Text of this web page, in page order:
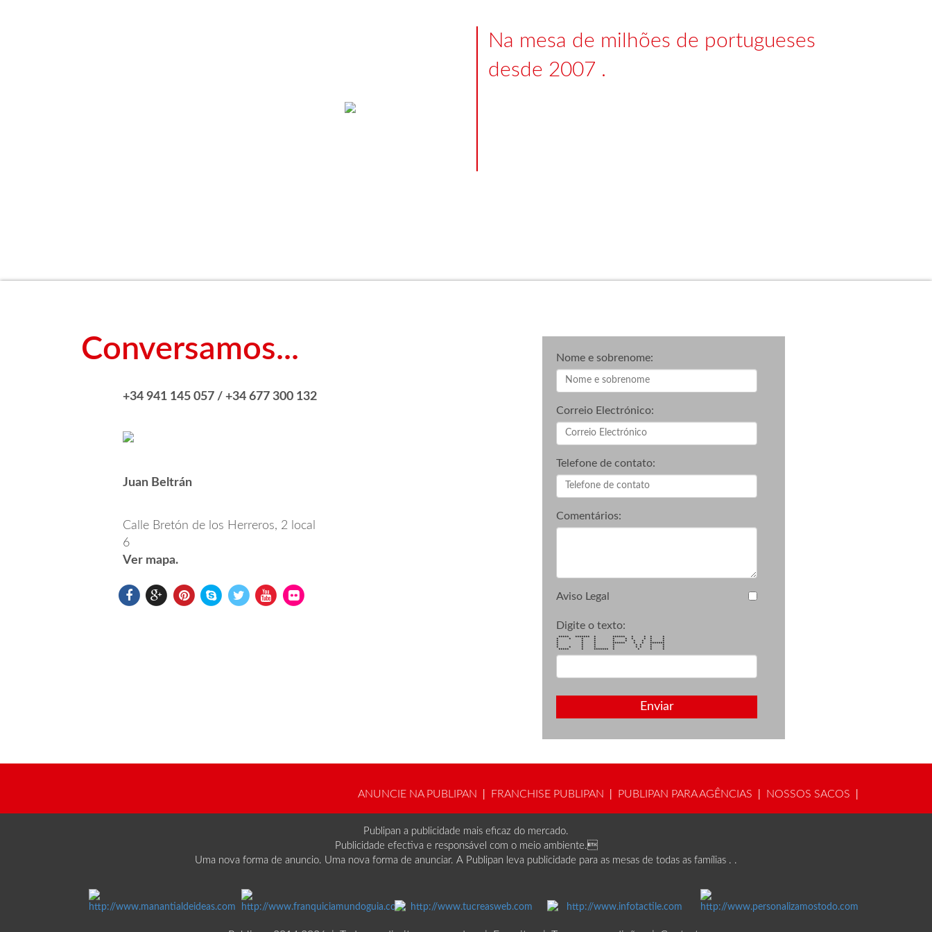
Na mesa de milhões de portugueses
desde 2007 .
Conversamos...
+34 941 145 057 / +34 677 300 132
Juan Beltrán
Calle Bretón de los Herreros, 2 local
6
Ver mapa.
Nome e sobrenome:
Correio Electrónico:
Telefone de contato:
Comentários:
Aviso Legal
Digite o texto:
***** ******* * ****** * * * *
* * * * * * * * * *
* * * * * * * * *
* * * ****** * * *******
* * * * * * * *
* * * * * * * * *
***** * ******* * * * *
Enviar
ANUNCIE NA PUBLIPAN FRANCHISE PUBLIPAN PUBLIPAN PARA AGÊNCIAS NOSSOS SACOS
Publipan a publicidade mais eficaz do mercado.
Publicidade efectiva e responsável com o meio ambiente.
Uma nova forma de anuncio. Uma nova forma de anunciar. A Publipan leva publicidade para as mesas de todas as famílias . .